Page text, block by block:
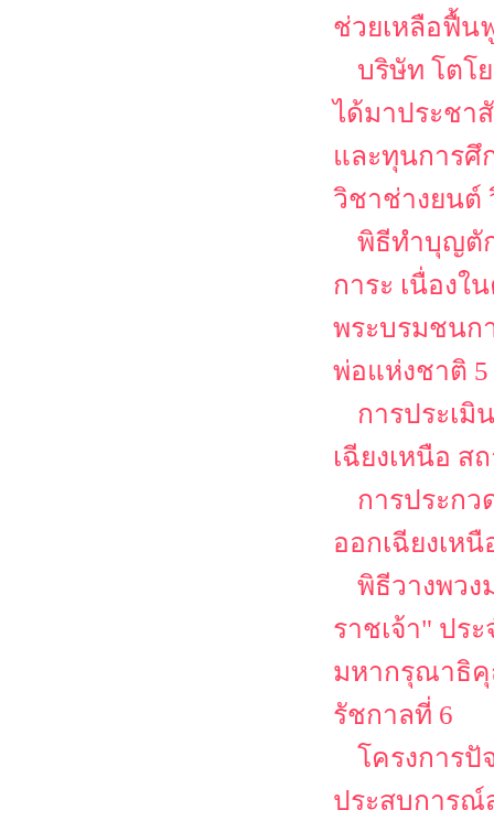
ช่วยเหลือฟื้น
บริษัท โตโ
ได้มาประชา
และทุนการศึ
วิชาช่างยนต์
พิธีทำบุญตั
การะ เนื่องใ
พระบรมชนก
พ่อแห่งชาติ
การประเ
เฉียงเหนือ ส
การประก
ออกเฉียงเห
พิธีวางพวง
ราชเจ้า" ปร
มหากรุณาธิคุ
รัชกาลที่ 6
โครงการปั
ประสบการณ์